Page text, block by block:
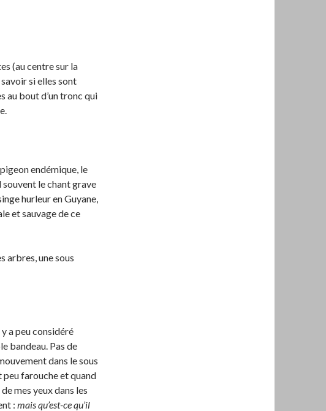
(au centre sur la
si elles sont
au bout d’un tronc qui
endémique, le
souvent le chant grave
hurleur en Guyane,
et sauvage de ce
arbres, une sous
y a peu considéré
bandeau. Pas de
dans le sous
farouche et quand
mes yeux dans les
: mais qu’est-ce qu’il